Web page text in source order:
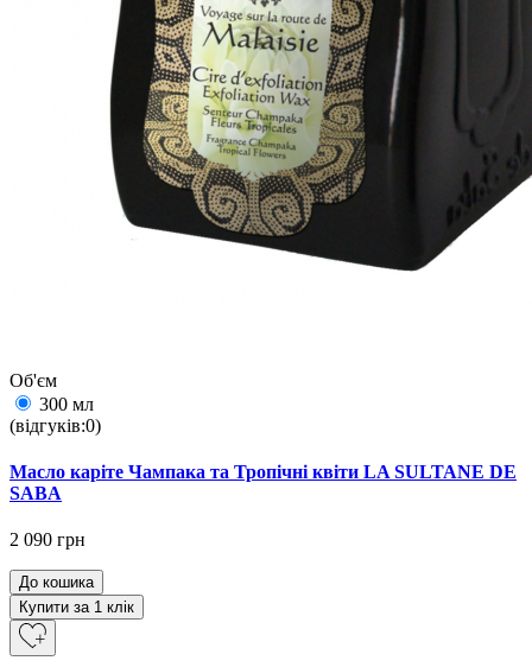
Об'єм
300 мл
(відгуків:0)
Масло каріте Чампака та Тропічні квіти LA SULTANE DE
SABA
2 090 грн
До кошика
Купити за 1 клiк